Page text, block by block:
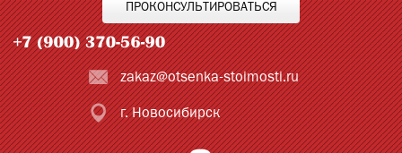
ПРОКОНСУЛЬТИРОВАТЬСЯ
zakaz@otsenka-stoimosti.ru
г. Новосибирск